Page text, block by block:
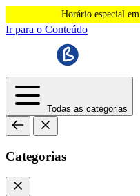
Horário especial em
Ir para o Conteúdo
Todas as categorias
Categorias